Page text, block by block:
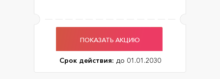
ПОКАЗАТЬ АКЦИЮ
Срок действия: до 01.01.2030